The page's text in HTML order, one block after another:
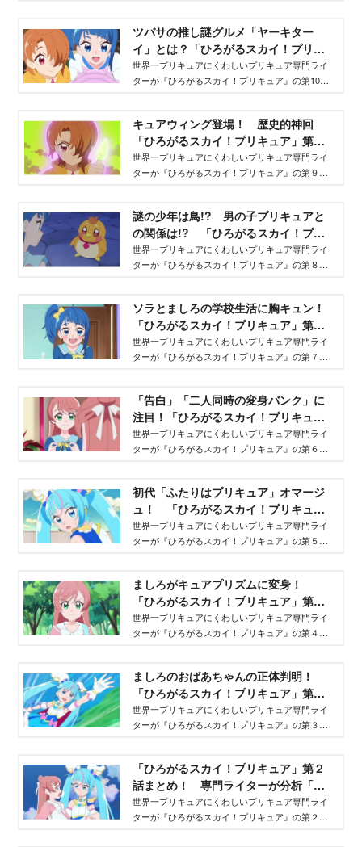
ツバサの推し謎グルメ「ヤーキター
イ」とは？「ひろがるスカイ！プリキ
ュア」第10話まとめ＆分析！ - Aneひ
め.net
世界一プリキュアにくわしいプリキュア専門ライ
ターが『ひろがるスカイ！プリキュア』の第10話
キュアウィング登場！ 歴史的神回
「ひろがるスカイ！プリキュア」第９
話 専門ライターがまとめ＆分析！ -
Aneひめ.net
世界一プリキュアにくわしいプリキュア専門ライ
ターが『ひろがるスカイ！プリキュア』の第９話
謎の少年は鳥!? 男の子プリキュアと
の関係は!? 「ひろがるスカイ！プリ
キュア」第８話 専門ライターがまと
め＆分析！ - Aneひめ.net
世界一プリキュアにくわしいプリキュア専門ライ
ターが『ひろがるスカイ！プリキュア』の第８話
ソラとましろの学校生活に胸キュン！
「ひろがるスカイ！プリキュア」第７
話 専門ライターがまとめ＆分析！ -
Aneひめ.net
世界一プリキュアにくわしいプリキュア専門ライ
ターが『ひろがるスカイ！プリキュア』の第７話
「告白」「二人同時の変身バンク」に
注目！「ひろがるスカイ！プリキュ
ア」第６話 専門ライターがまとめ＆
分析！ - Aneひめ.net
世界一プリキュアにくわしいプリキュア専門ライ
ターが『ひろがるスカイ！プリキュア』の第６話
初代「ふたりはプリキュア」オマージ
ュ！ 「ひろがるスカイ！プリキュ
ア」第５話 専門ライターがまとめ＆
分析！ - Aneひめ.net
世界一プリキュアにくわしいプリキュア専門ライ
ターが『ひろがるスカイ！プリキュア』の第５話
ましろがキュアプリズムに変身！
「ひろがるスカイ！プリキュア」第４
話 専門ライターがまとめ＆分析！ -
Aneひめ.net
世界一プリキュアにくわしいプリキュア専門ライ
ターが『ひろがるスカイ！プリキュア』の第４話
ましろのおばあちゃんの正体判明！
「ひろがるスカイ！プリキュア」第３
話 専門ライターがまとめ＆分析！ -
Aneひめ.net
世界一プリキュアにくわしいプリキュア専門ライ
ターが『ひろがるスカイ！プリキュア』の第３話
「ひろがるスカイ！プリキュア」第２
話まとめ！ 専門ライターが分析「キ
ュアスカイはベルばらオスカル的なか
っこよさ！」 - Aneひめ.net
世界一プリキュアにくわしいプリキュア専門ライ
ターが『ひろがるスカイ！プリキュア』の第２話